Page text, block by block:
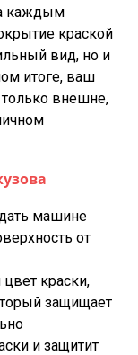
каждым
краской
вид, но и
итоге, ваш
внешне,
машине
от
цвет краски,
защищает
и защитит